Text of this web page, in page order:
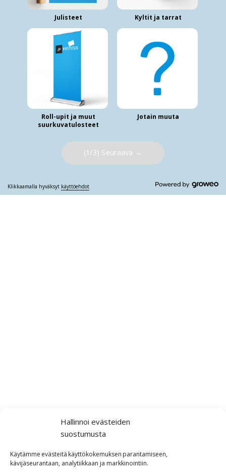
Hallinnoi evästeiden
suostumusta
Käytämme evästeitä käyttökokemuksen parantamiseen,
kävijäseurantaan, analytiikkaan ja markkinointiin.